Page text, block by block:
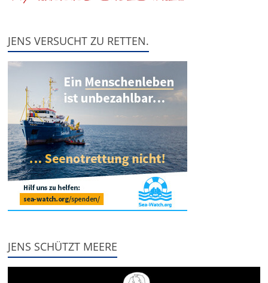
JENS VERSUCHT ZU RETTEN.
JENS SCHÜTZT MEERE